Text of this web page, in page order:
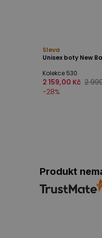
Sleva
Unisex boty New
Kolekce 530
2 159,00 Kč 2
-28%
Produkt